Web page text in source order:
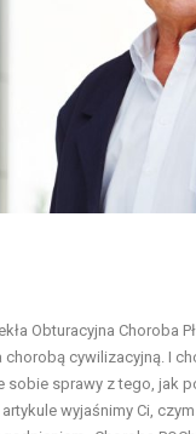
Obturacyjna
chorobą cywilizacyjną. I
sobie sprawy z tego, jak
wyjaśnimy Ci,